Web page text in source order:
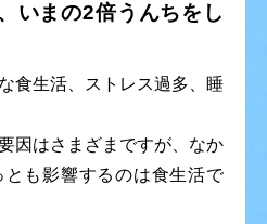
いまの2倍うんちをし
食生活、ストレス過多、睡
因はさまざまですが、なか
も影響するのは食生活で